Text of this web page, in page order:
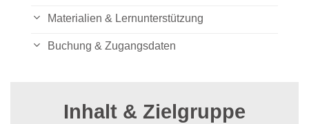
Materialien & Lernunterstützung
Buchung & Zugangsdaten
Inhalt & Zielgruppe